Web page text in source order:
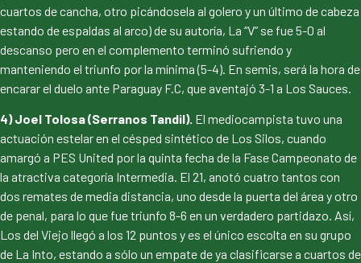
cuartos de cancha, otro picándosela al golero y un último de cabeza
estando de espaldas al arco) de su autoría, La “V” se fue 5-0 al
descanso pero en el complemento terminó sufriendo y
manteniendo el triunfo por la mínima (5-4). En semis, será la hora de
encarar el duelo ante Paraguay F.C, que aventajó 3-1 a Los Sauces.
4) Joel Tolosa (Serranos Tandil). El mediocampista tuvo una
actuación estelar en el césped sintético de Los Silos, cuando
amargó a PES United por la quinta fecha de la Fase Campeonato de
la atractiva categoría Intermedia. El 21, anotó cuatro tantos con
dos remates de media distancia, uno desde la puerta del área y otro
de penal, para lo que fue triunfo 8-6 en un verdadero partidazo. Así,
Los del Viejo llegó a los 12 puntos y es el único escolta en su grupo
de La Into, estando a sólo un empate de ya clasificarse a cuartos de